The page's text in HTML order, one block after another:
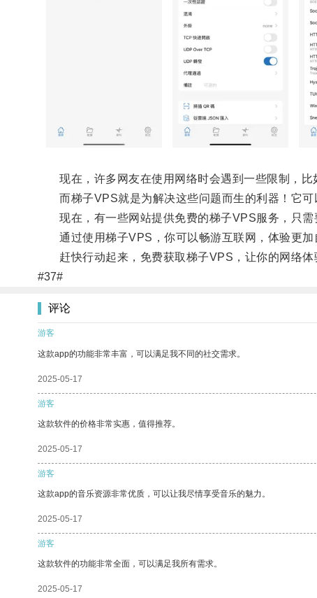
现在，许多网友在使用网络时会遇到一些限制，比
而梯子VPS就是为解决这些问题而生的利器！它可
现在，有一些网站提供免费的梯子VPS服务，只需
通过使用梯子VPS，你可以畅游互联网，体验更加
赶快行动起来，免费获取梯子VPS，让你的网络体
#37#
评论
游客
这款app的功能非常丰富，可以满足我不同的社交需求。
2025-05-17
游客
这款软件的价格非常实惠，值得推荐。
2025-05-17
游客
这款app的音乐资源非常优质，可以让我尽情享受音乐的魅力。
2025-05-17
游客
这款软件的功能非常全面，可以满足我所有需求。
2025-05-17